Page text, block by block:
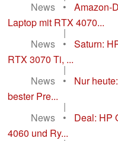
News
•
Amazon-
Laptop mit RTX 4070...
|
News
•
Saturn:
RTX 3070 Ti, ...
|
News
•
Nur
bester Pre...
|
News
•
Deal: HP
4060 und Ry...